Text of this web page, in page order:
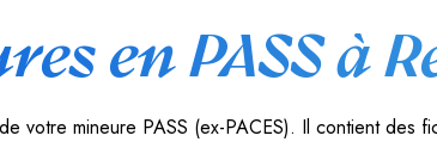
en PASS à
mineure PASS (ex-PACES). Il contient des